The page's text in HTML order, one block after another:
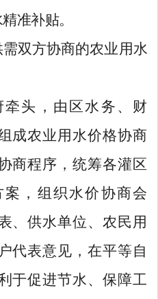
精准补贴。
需双方协商的农业用水
牵头，由区水务、财
成农业用水价格协商
商程序，统筹各灌区
，组织水价协商会
、供水单位、农民用
代表意见，在平等自
于促进节水、保障工